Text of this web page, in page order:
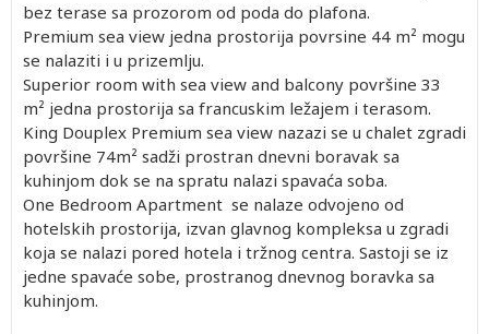
bez terase sa prozorom od poda do plafona.
Premium sea view jedna prostorija povrsine 44 m² mogu
se nalaziti i u prizemlju.
Superior room with sea view and balcony površine 33
m² jedna prostorija sa francuskim ležajem i terasom.
King Douplex Premium sea view nazazi se u chalet zgradi
površine 74m² sadži prostran dnevni boravak sa
kuhinjom dok se na spratu nalazi spavaća soba.
One Bedroom Apartment se nalaze odvojeno od
hotelskih prostorija, izvan glavnog kompleksa u zgradi
koja se nalazi pored hotela i tržnog centra. Sastoji se iz
jedne spavaće sobe, prostranog dnevnog boravka sa
kuhinjom.